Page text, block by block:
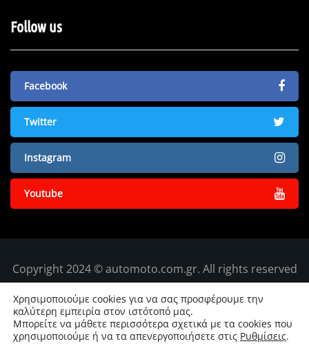
Follow us
Facebook
Twitter
Instagram
Youtube
Copyright 2024 © automoto.com.gr. All rights reserved
Χρησιμοποιούμε cookies για να σας προσφέρουμε την
καλύτερη εμπειρία στον ιστότοπό μας.
Μπορείτε να μάθετε περισσότερα σχετικά με τα cookies που
χρησιμοποιούμε ή να τα απενεργοποιήσετε στις Ρυθμίσεις.